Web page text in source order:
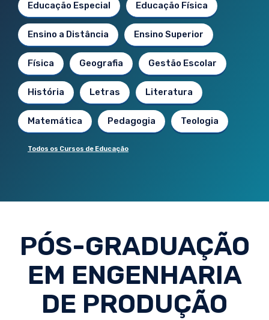
Educação Especial Educação Física
Ensino a Distância Ensino Superior
Física Geografia Gestão Escolar
História Letras Literatura
Matemática Pedagogia Teologia
Todos os Cursos de Educação
PÓS-GRADUAÇÃO
EM ENGENHARIA
DE PRODUÇÃO